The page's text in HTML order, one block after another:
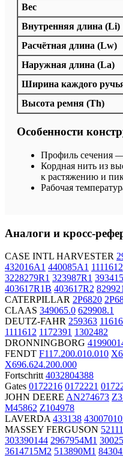
Вес
Внутренняя длина (Li)
Расчётная длина (Lw)
Наружная длина (La)
Ширина каждого
Высота ремня (Th)
Особенности
Профиль сечения
Кордная нить из
к растяжению и
Рабочая
Аналоги и кросс-
CASE INTL HARVESTER
432016A1 440085A1 1111612
3228279R1 323987R1
403617R1B 403617R2
CATERPILLAR 2P6820
CLAAS 349065.0 629908.1
DEUTZ-FAHR 259363
1111612 1172391 1302482
DRONNINGBORG
FENDT F117.200.010.010
X696.624.200.000
Fortschritt 4032804388
Gates 0172216 0172221
JOHN DEERE AN274673
M45862 Z104978
LAVERDA 433138
MASSEY FERGUSON
303390144 2967954M1
3614715M2 513890M1